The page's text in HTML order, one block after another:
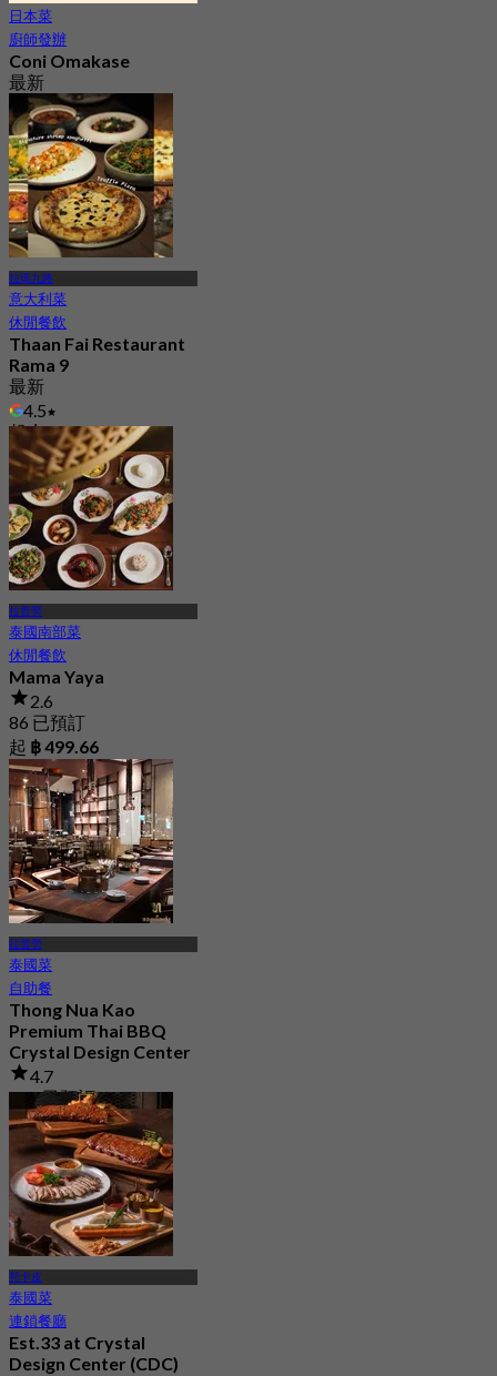
日本菜
廚師發辦
Coni Omakase
最新
5.0
起฿ 2,732.66
拉瑪九路
意大利菜
休閒餐飲
Thaan Fai Restaurant
Rama 9
最新
4.5
起฿ 990
拉普勞
泰國南部菜
休閒餐飲
Mama Yaya
2.6
86 已預訂
起 ฿ 499.66
拉普勞
泰國菜
自助餐
Thong Nua Kao
Premium Thai BBQ
Crystal Design Center
4.7
544 已預訂
起฿ 529
邦卡皮
泰國菜
連鎖餐廳
Est.33 at Crystal
Design Center (CDC)